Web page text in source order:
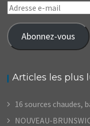
Adresse
e-
mail
Abonnez-vous
Articles les plus
16 sources chaudes,
NOUVEAU-